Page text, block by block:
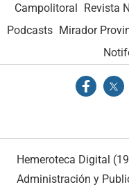
Campolitoral Revista
Podcasts Mirador
Hemeroteca Digital
Administración y